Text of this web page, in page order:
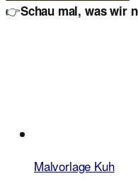
👉Schau mal, was wir
Malvorlage Kuh